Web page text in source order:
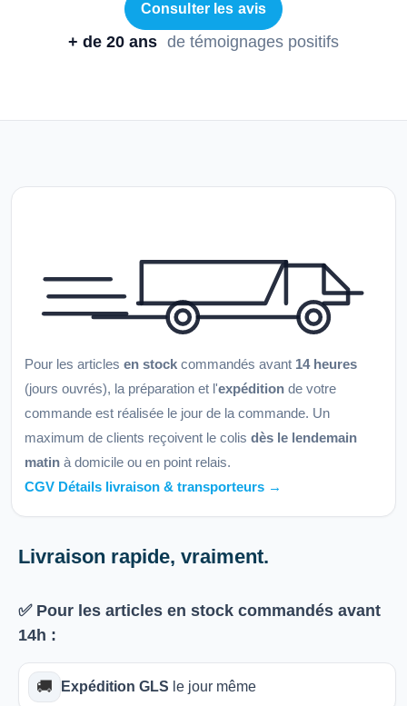
Consulter les avis
+ de 20 ans de témoignages positifs
Pour les articles en stock commandés avant 14 heures
(jours ouvrés), la préparation et l'expédition de votre
commande est réalisée le jour de la commande. Un
maximum de clients reçoivent le colis dès le lendemain
matin à domicile ou en point relais.
CGV Détails livraison & transporteurs →
Livraison rapide, vraiment.
✅ Pour les articles en stock commandés avant
14h :
🚚 Expédition GLS le jour même